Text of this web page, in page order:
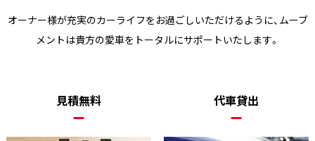
オーナー様が充実のカーライフをお過ごしいただけるように、 ムーブ
メントは貴方の愛車をトータルにサポートいたします。
見積無料 代車貸出